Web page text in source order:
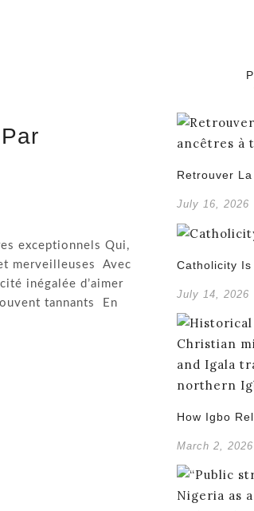
exceptionnels Qui,
merveilleuses Avec
inégalée d’aimer
tannants En
Retrouver
July 16, 2026
Catholicity
July 14, 2026
How Igbo
March 2, 2026